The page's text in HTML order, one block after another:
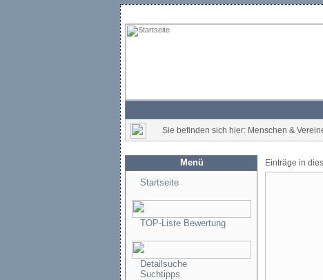
Sie befinden sich hier: Menschen &
Menü
Startseite
TOP-Liste Bewertung
Detailsuche
Suchtipps
Einträge in